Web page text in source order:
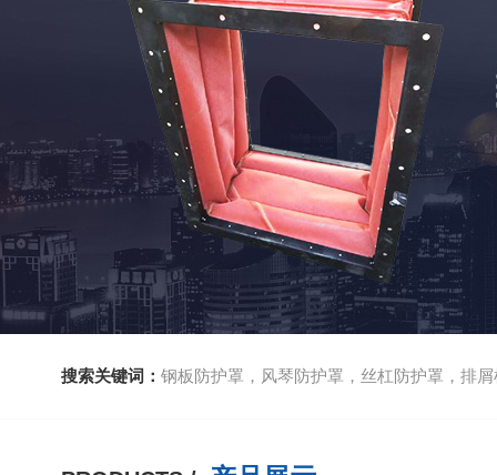
搜索关键词： 钢板防护罩，风琴防护罩，丝杠防护罩，排屑机